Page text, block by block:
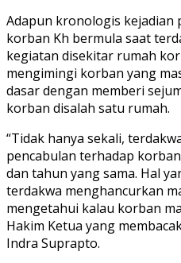
Adapun kronologis kejadian
korban Kh bermula saat
kegiatan disekitar rumah
mengimingi korban yang
dasar dengan memberi
korban disalah satu rumah.
“Tidak hanya sekali,
pencabulan terhadap
dan tahun yang sama. Hal
terdakwa menghancurkan
mengetahui kalau korban
Hakim Ketua yang
Indra Suprapto.